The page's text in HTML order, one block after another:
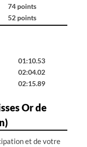
74 points
52 points
01:10.53
02:04.02
02:15.89
Or de
et de votre